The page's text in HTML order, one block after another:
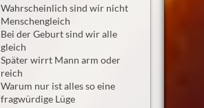
Wahrscheinlich sind wir nicht
Menschengleich
Bei der Geburt sind wir alle
gleich
Später wirrt Mann arm oder
reich
Warum nur ist alles so eine
fragwürdige Lüge